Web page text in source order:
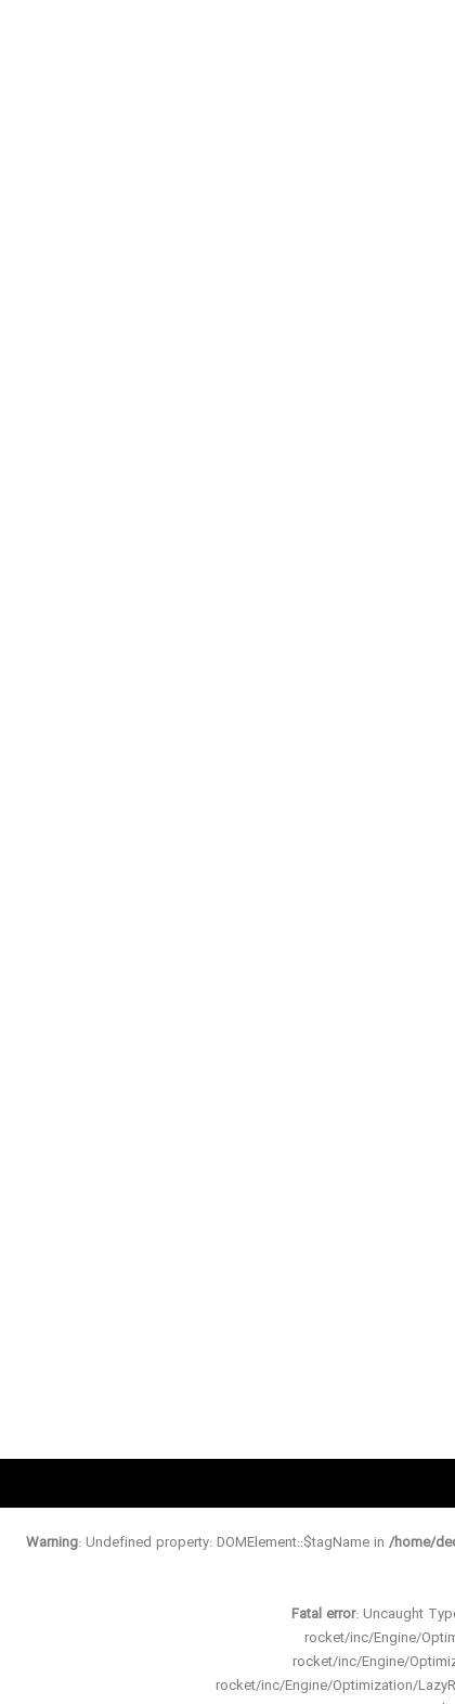
Warning: Undefined property: DOMElement::$tagName in /home/
Fatal error: Uncaught
rocket/inc/Engine/
rocket/inc/Engine/
rocket/inc/Engine/Optimization/